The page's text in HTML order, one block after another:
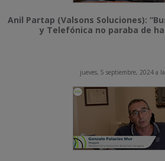
Anil Partap (Valsons Soluciones):
y Telefónica no paraba de
jueves, 5 septiembre, 2024 a